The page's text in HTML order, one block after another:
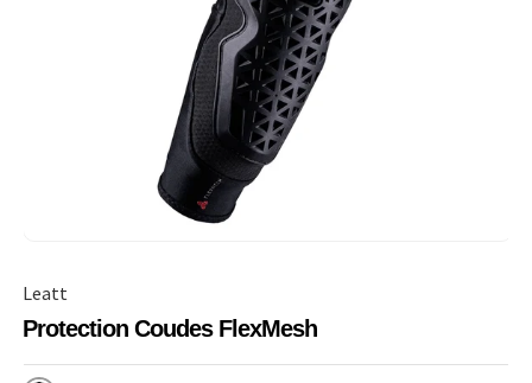
Leatt
Protection Coudes FlexMesh